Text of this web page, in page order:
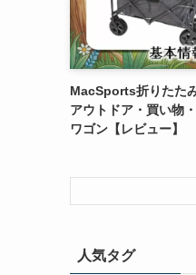
MacSports折りたた
アウトドア・買い物
ワゴン【レビュー】
人気タグ